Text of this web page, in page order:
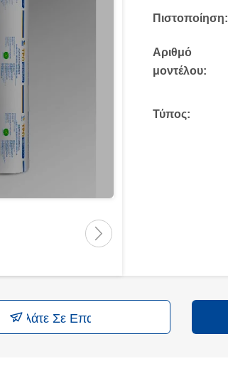
Πιστοποίηση:
Αριθμό
μοντέλου:
Τύπος:
Ελάτε Σε Επαφή Με